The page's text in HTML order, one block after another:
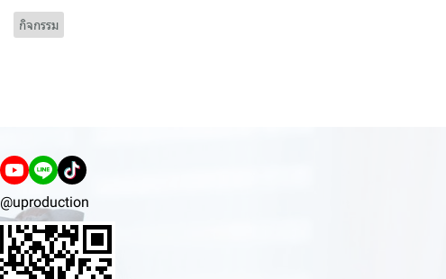
กิจกรรม
@uproduction